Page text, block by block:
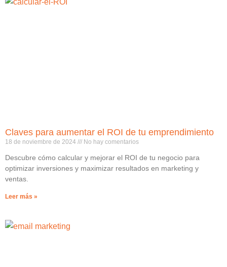
Claves para aumentar el ROI de tu emprendimiento
18 de noviembre de 2024 No hay comentarios
Descubre cómo calcular y mejorar el ROI de tu negocio para
optimizar inversiones y maximizar resultados en marketing y
ventas.
Leer más »